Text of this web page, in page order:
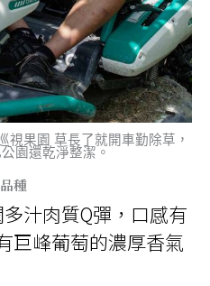
果園 草長了就開車勤除草，
園還乾淨整潔。
種
汁肉質Q彈，口感有
巨峰葡萄的濃厚香氣